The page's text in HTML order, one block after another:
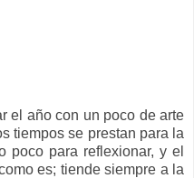
el año con un poco de arte
tiempos se prestan para la
poco para reflexionar, y el
es; tiende siempre a la